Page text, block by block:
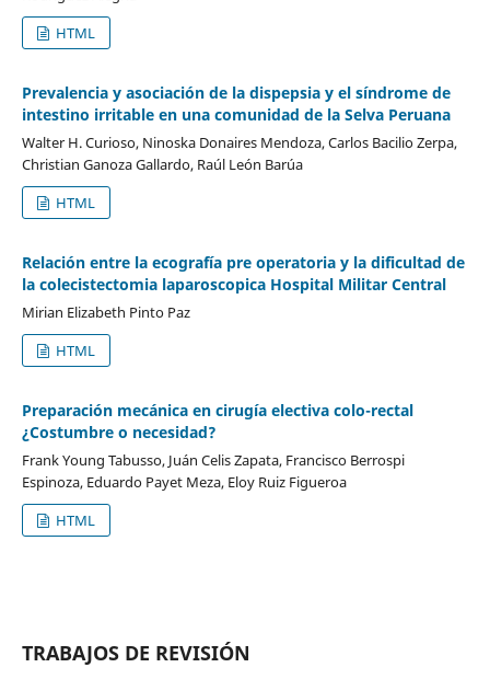
HTML
Prevalencia y asociación de la dispepsia y el síndrome de
intestino irritable en una comunidad de la Selva Peruana
Walter H. Curioso, Ninoska Donaires Mendoza, Carlos Bacilio Zerpa,
Christian Ganoza Gallardo, Raúl León Barúa
HTML
Relación entre la ecografía pre operatoria y la dificultad de
la colecistectomia laparoscopica Hospital Militar Central
Mirian Elizabeth Pinto Paz
HTML
Preparación mecánica en cirugía electiva colo-rectal
¿Costumbre o necesidad?
Frank Young Tabusso, Juán Celis Zapata, Francisco Berrospi
Espinoza, Eduardo Payet Meza, Eloy Ruiz Figueroa
HTML
TRABAJOS DE REVISIÓN